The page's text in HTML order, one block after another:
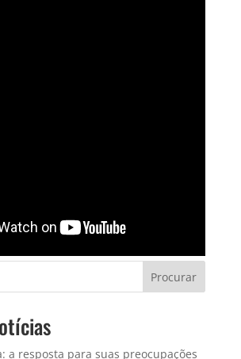
Procurar
a resposta para suas preocupações